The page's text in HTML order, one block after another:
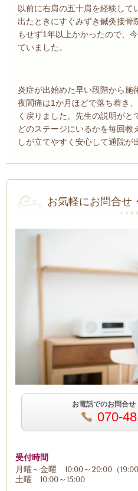
以前に右肩の五十肩を経験して
出たときにすぐみずき鍼灸接骨
もせず1年以上かかったので、
ていました。
炎症が出始めた早い段階から施
夜間痛は1か月ほどで落ち着き
く戻りました。先生の説明が
どのステージにいるかを毎回教
しが立てやすく安心して通院が
お気軽にお問合せ
お電話でのお問合
070-
受付時間
月曜～金曜 10:00～20:00（
土曜 10:00～15:00